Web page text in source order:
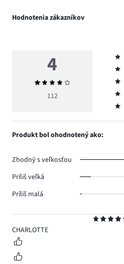
Hodnotenia zákazníkov
5
CHARLOTTE
4
Priemerné
hodnotenie
112
5,
83.
4,
3,
2,
1,
Produkt bol ohodnotený ako:
Zhodný s veľkosťou
Príliš veľká
Príliš malá